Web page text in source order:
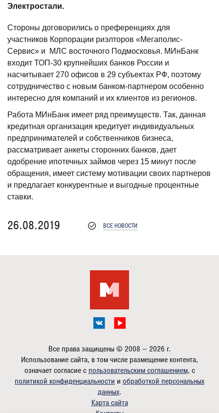
Электростали.
Стороны договорились о преференциях для
участников Корпорации риэлторов «Мегаполис-
Сервис» и МЛС восточного Подмосковья. МИнБанк
входит ТОП-30 крупнейших банков России и
насчитывает 270 офисов в 29 субъектах РФ, поэтому
сотрудничество с новым банком-партнером особенно
интересно для компаний и их клиентов из регионов.
Работа МИнБанк имеет ряд преимуществ. Так, данная
кредитная организация кредитует индивидуальных
предпринимателей и собственников бизнеса,
рассматривает анкеты сторонних банков, дает
одобрение ипотечных займов через 15 минут после
обращения, имеет систему мотивации своих партнеров
и предлагает конкурентные и выгодные процентные
ставки.
26.08.2019 ВСЕ НОВОСТИ
Все права защищены © 2008 — 2026 г.
Использование сайта, в том числе размещение контента,
означает согласие с пользовательским соглашением, с
политикой конфиденциальности и обработкой персональных
данных.
Карта сайта